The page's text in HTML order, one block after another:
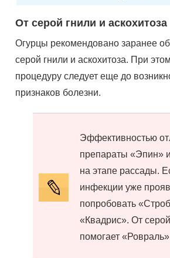
От серой гнили и аскохитоза
Огурцы рекомендовано заранее
серой гнили и аскохитоза. При
процедуру следует еще до
признаков болезни.
Эффективностью
препараты «Эпин»
на этапе рассады.
инфекции уже
попробовать
«Квадрис». От
помогает